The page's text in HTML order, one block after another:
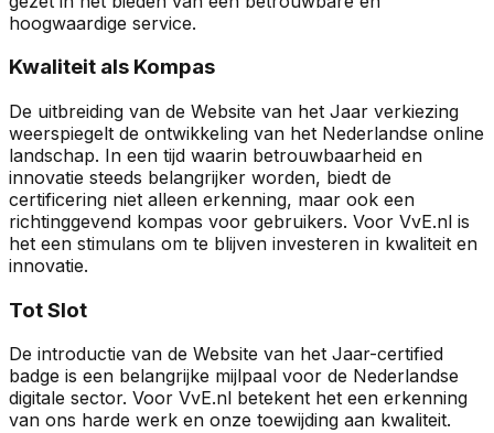
hoogwaardige service.
Kwaliteit als Kompas
De uitbreiding van de Website van het Jaar verkiezing
weerspiegelt de ontwikkeling van het Nederlandse online
landschap. In een tijd waarin betrouwbaarheid en
innovatie steeds belangrijker worden, biedt de
certificering niet alleen erkenning, maar ook een
richtinggevend kompas voor gebruikers. Voor VvE.nl is
het een stimulans om te blijven investeren in kwaliteit en
innovatie.
Tot Slot
De introductie van de Website van het Jaar-certified
badge is een belangrijke mijlpaal voor de Nederlandse
digitale sector. Voor VvE.nl betekent het een erkenning
van ons harde werk en onze toewijding aan kwaliteit.